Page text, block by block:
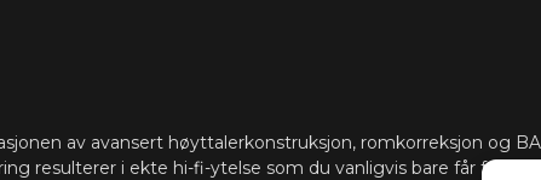
App,
ønsker.
av avansert høyttalerkonstruksjon, romkorreksjon og
resulterer i ekte hi-fi-ytelse som du vanligvis bare får fra